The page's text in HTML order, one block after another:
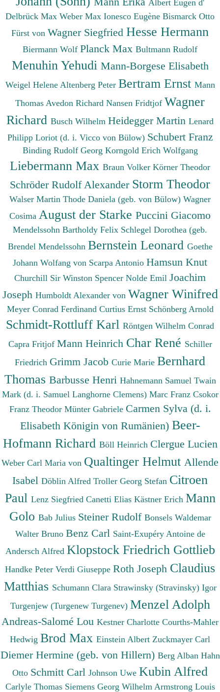
Albert Eugen d'
Delbrück Max Weber Max Ionesco Eugène Bismarck Otto
Fürst von Wagner Siegfried Hesse Hermann
Biermann Wolf Planck Max Bultmann Rudolf
Menuhin Yehudi Mann-Borgese Elisabeth
Weigel Helene Altenberg Peter Bertram Ernst Mann
Thomas Avedon Richard Nansen Fridtjof Wagner
Richard Busch Wilhelm Heidegger Martin Lenard
Philipp Loriot (d. i. Vicco von Bülow) Schubert Franz
Binding Rudolf Georg Korngold Erich Wolfgang
Liebermann Max Braun Volker Körner Theodor
Schröder Rudolf Alexander Storm Theodor
Walser Martin Thode Daniela (geb. von Bülow) Wagner
Cosima August der Starke Puccini Giacomo
Mendelssohn Bartholdy Felix Schlegel Dorothea (geb.
Brendel Mendelssohn Bernstein Leonard Goethe
Johann Wolfang von Scarpa Antonio Hamsun Knut
Churchill Sir Winston Spencer Nolde Emil Joachim
Joseph Humboldt Alexander von Wagner Winifred
Meyer Conrad Ferdinand Curtius Ernst Schönberg Arnold
Schmidt-Rottluff Karl Röntgen Wilhelm Conrad
Capra Fritjof Mann Heinrich Char René Schiller
Friedrich Grimm Jacob Curie Marie Bernhard
Thomas Barbusse Henri Hahnemann Samuel Twain
Mark (d. i. Samuel Langhorne Clemens) Marc Franz Csokor
Franz Theodor Münter Gabriele Carmen Sylva (d. i.
Elisabeth Königin von Rumänien) Beer-
Hofmann Richard Böll Heinrich Clergue Lucien
Weber Carl Maria von Qualtinger Helmut Allende
Isabel Döblin Alfred Troller Georg Stefan Citroen
Paul Lenz Siegfried Canetti Elias Kästner Erich Mann
Golo Bab Julius Steiner Rudolf Bonsels Waldemar
Walter Bruno Benz Carl Saint-Exupéry Antoine de
Andersch Alfred Klopstock Friedrich Gottlieb
Handke Peter Verdi Giuseppe Roth Joseph Claudius
Matthias Schumann Clara Strawinsky (Stravinsky) Igor
Turgenjew (Turgenew Turgenev) Menzel Adolph
Andreas-Salomé Lou Kestner Charlotte Courths-Mahler
Hedwig Brod Max Einstein Albert Zuckmayer Carl
Diemer Hermine (geb. von Hillern) Berg Alban Hahn
Otto Schmitt Carl Johnson Uwe Kubin Alfred
Carlyle Thomas Siemens Georg Wilhelm Armstrong Louis